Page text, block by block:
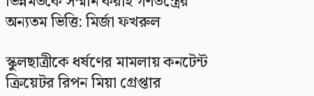
অন্যতম ভিত্তি: মির্জা ফখরুল
স্কুলছাত্রীকে ধর্ষণের মামলায় কনটেন্ট
ক্রিয়েটর রিপন মিয়া গ্রেপ্তার